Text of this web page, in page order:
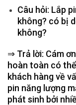
Câu hỏi: Lắp
không? có bị
không?
⇒ Trả lời: Cám
hoàn toàn có
khách hàng về
pin năng lượng
phát sinh bởi